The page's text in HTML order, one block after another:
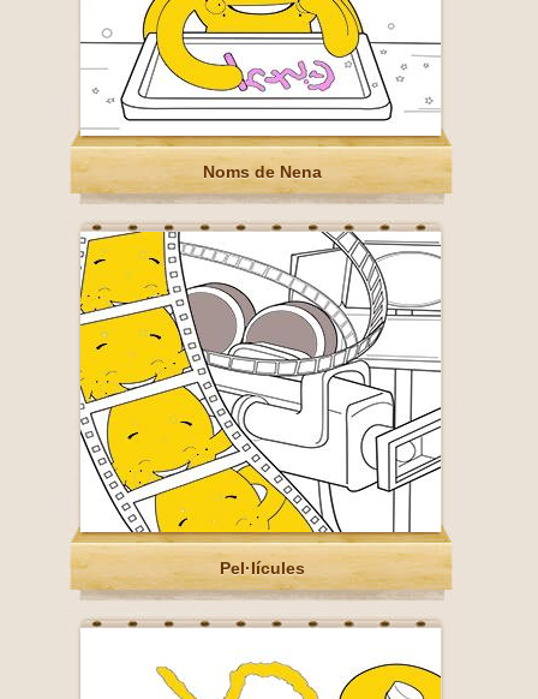
Noms de Nena
Pel·lícules